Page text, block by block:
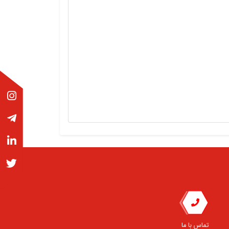
تماس با ما